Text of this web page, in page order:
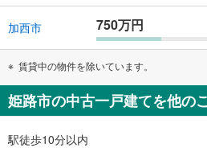
加西市 750万円
賃貸中の物件を除いています。
姫路市の中古一戸建てを他の
駅徒歩10分以内